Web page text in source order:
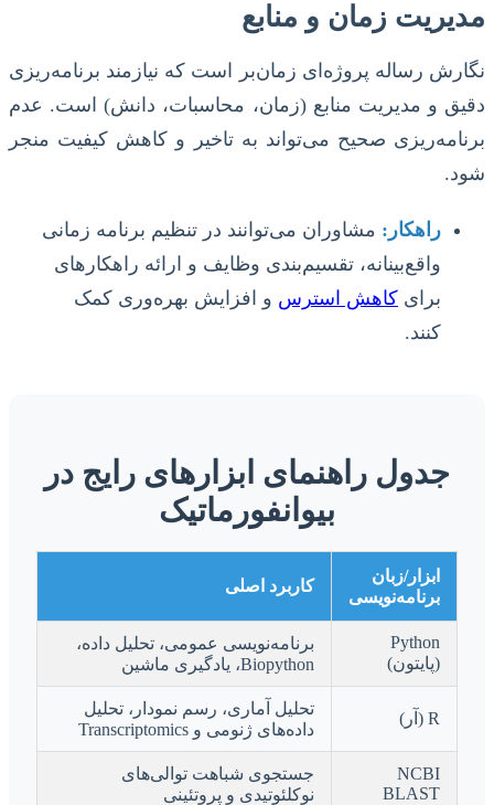
مدیریت زمان و منابع
نگارش رساله پروژه‌ای زمان‌بر است که نیازمند برنامه‌ریزی
دقیق و مدیریت منابع (زمان، محاسبات، دانش) است. عدم
برنامه‌ریزی صحیح می‌تواند به تاخیر و کاهش کیفیت منجر
شود.
راهکار: مشاوران می‌توانند در تنظیم برنامه زمانی
واقع‌بینانه، تقسیم‌بندی وظایف و ارائه راهکارهای
برای کاهش استرس و افزایش بهره‌وری کمک
کنند.
جدول راهنمای ابزارهای رایج در
بیوانفورماتیک
ابزار/زبان
برنامه‌نویسی
کاربرد اصلی
Python
(پایتون)
برنامه‌نویسی عمومی، تحلیل داده،
Biopython، یادگیری ماشین
R (آر)
تحلیل آماری، رسم نمودار، تحلیل
داده‌های ژنومی و Transcriptomics
NCBI
BLAST
جستجوی شباهت توالی‌های
نوکلئوتیدی و پروتئینی